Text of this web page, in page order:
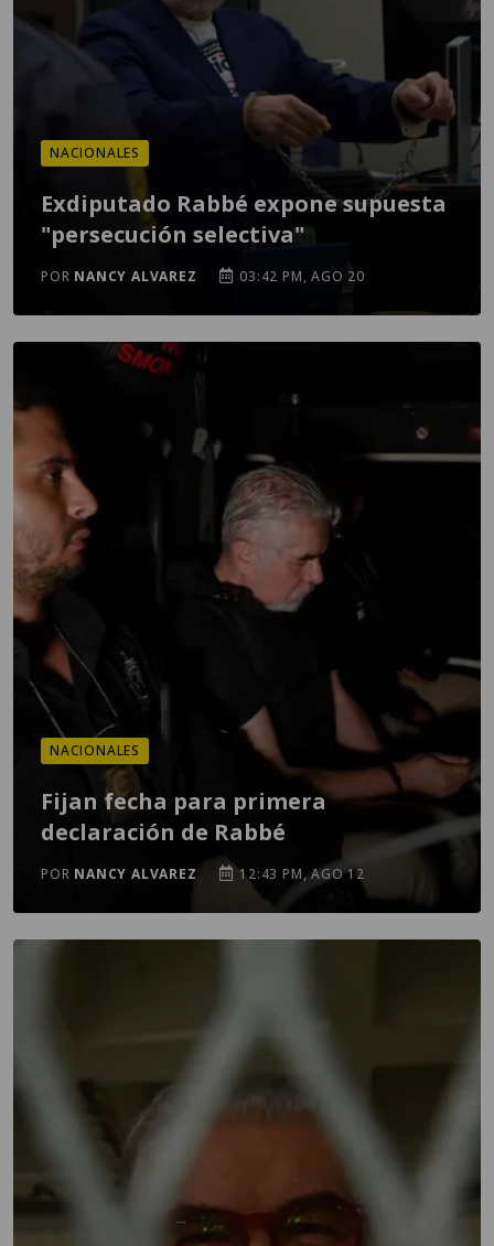
NACIONALES
Exdiputado Rabbé expone supuesta
"persecución selectiva"
POR NANCY ALVAREZ 03:42 PM, AGO 20
NACIONALES
Fijan fecha para primera
declaración de Rabbé
POR NANCY ALVAREZ 12:43 PM, AGO 12